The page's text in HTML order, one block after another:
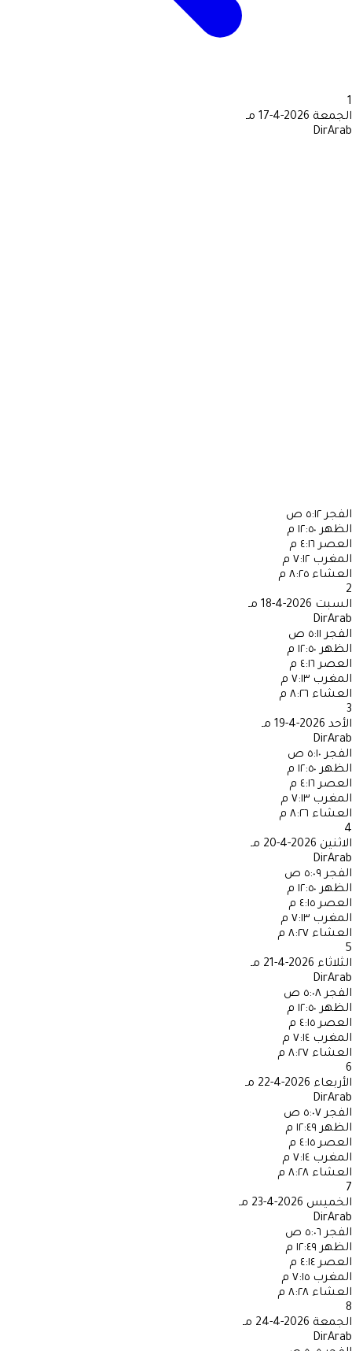
1
الجمعة 2026-4-17 مـ
DirArab
الفجر ٥:١٢ ص
الظهر ١٢:٥٠ م
العصر ٤:١٦ م
المغرب ٧:١٢ م
العشاء ٨:٢٥ م
2
السبت 2026-4-18 مـ
DirArab
الفجر ٥:١١ ص
الظهر ١٢:٥٠ م
العصر ٤:١٦ م
المغرب ٧:١٣ م
العشاء ٨:٢٦ م
3
الأحد 2026-4-19 مـ
DirArab
الفجر ٥:١٠ ص
الظهر ١٢:٥٠ م
العصر ٤:١٦ م
المغرب ٧:١٣ م
العشاء ٨:٢٦ م
4
الاثنين 2026-4-20 مـ
DirArab
الفجر ٥:٠٩ ص
الظهر ١٢:٥٠ م
العصر ٤:١٥ م
المغرب ٧:١٣ م
العشاء ٨:٢٧ م
5
الثلاثاء 2026-4-21 مـ
DirArab
الفجر ٥:٠٨ ص
الظهر ١٢:٥٠ م
العصر ٤:١٥ م
المغرب ٧:١٤ م
العشاء ٨:٢٧ م
6
الأربعاء 2026-4-22 مـ
DirArab
الفجر ٥:٠٧ ص
الظهر ١٢:٤٩ م
العصر ٤:١٥ م
المغرب ٧:١٤ م
العشاء ٨:٢٨ م
7
الخميس 2026-4-23 مـ
DirArab
الفجر ٥:٠٦ ص
الظهر ١٢:٤٩ م
العصر ٤:١٤ م
المغرب ٧:١٥ م
العشاء ٨:٢٨ م
8
الجمعة 2026-4-24 مـ
DirArab